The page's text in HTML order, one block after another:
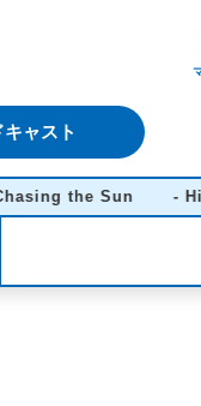
ャスト
the Sun - Hilary Duff